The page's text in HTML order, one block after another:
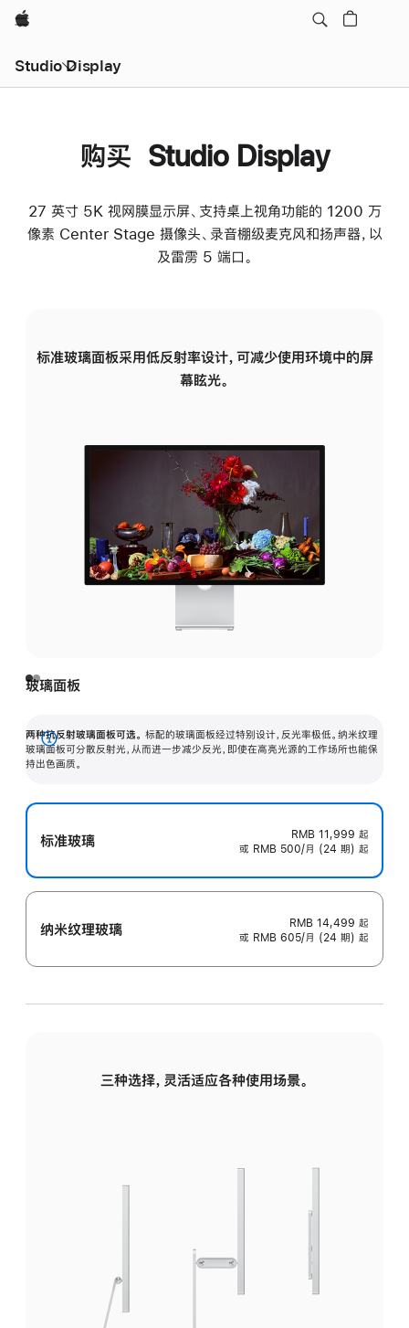
Apple
Studio Display
购买 Studio Display
27 英寸 5K 视网膜显示屏、支持桌上视角功能的 1200 万
像素 Center Stage 摄像头、录音棚级麦克风和扬声器，以
及雷雳 5 端口。
标准玻璃面板采用低反射率设计，可减少使用环境中的屏
幕眩光。
玻璃面板
两种抗反射玻璃面板可选。 标配的玻璃面板经过特别设计，反光率极低。纳米纹理
玻璃面板可分散反射光，从而进一步减少反光，即使在高亮光源的工作场所也能保
持出色画质。
展
开
标准玻璃 RMB 11,999 起
或 RMB 500/月 (24 期) 起
纳米纹理玻璃 RMB 14,499 起
或 RMB 605/月 (24 期) 起
三种选择，灵活适应各种使用场景。